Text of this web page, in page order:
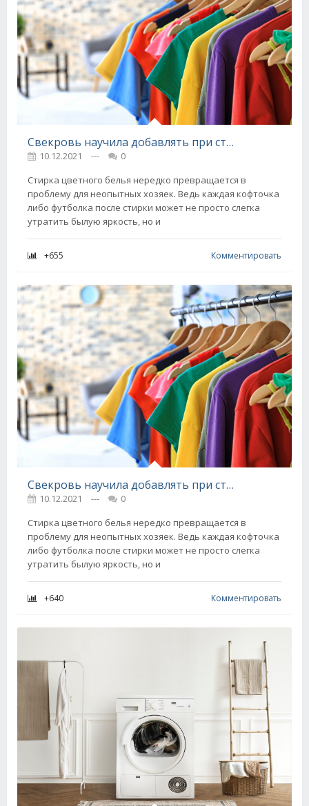
Свекровь научила добавлять при стирке чайную ложечку перца, теперь всегда следую этому совету
10.12.2021 ---
0
Стирка цветного белья нередко превращается в
проблему для неопытных хозяек. Ведь каждая кофточка
либо футболка после стирки может не просто слегка
утратить былую яркость, но и
+655 Комментировать
Свекровь научила добавлять при стирке чайную ложечку перца, теперь всегда следую этому совету
10.12.2021 ---
0
Стирка цветного белья нередко превращается в
проблему для неопытных хозяек. Ведь каждая кофточка
либо футболка после стирки может не просто слегка
утратить былую яркость, но и
+640 Комментировать